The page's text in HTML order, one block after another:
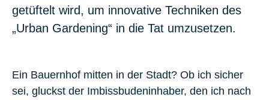
getüftelt wird, um innovative Techniken des
„Urban Gardening“ in die Tat umzusetzen.
Ein Bauernhof mitten in der Stadt? Ob ich sicher
sei, gluckst der Imbissbudeninhaber, den ich nach